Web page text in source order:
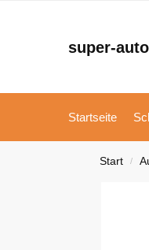
super-
Startseite
Start /